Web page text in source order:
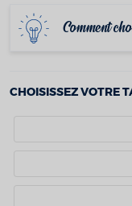
Comment
CHOISISSEZ VOTRE